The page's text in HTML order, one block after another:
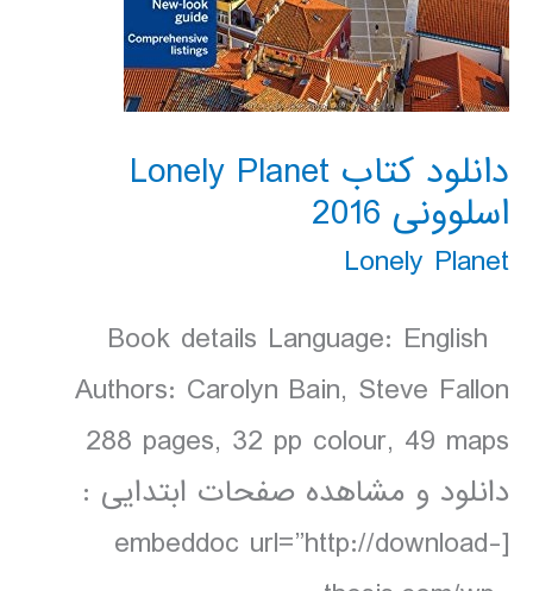
دانلود کتاب Lonely Planet
اسلوونی 2016
Lonely Planet
Book details Language: English
Authors: Carolyn Bain, Steve Fallon
288 pages, 32 pp colour, 49 maps
دانلود و مشاهده صفحات ابتدایی :
[embeddoc url=”http://download-